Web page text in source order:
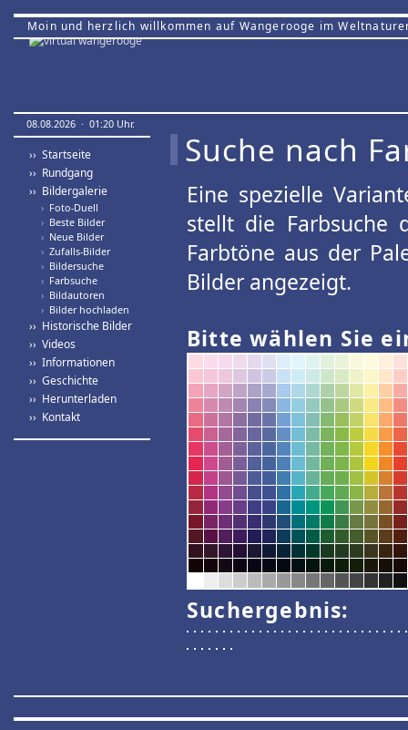
Moin und herzlich willkommen auf Wangerooge im
08.08.2026 · 01:20 Uhr.
›› Startseite
›› Rundgang
›› Bildergalerie
› Foto-Duell
› Beste Bilder
› Neue Bilder
› Zufalls-Bilder
› Bildersuche
› Farbsuche
› Bildautoren
› Bilder hochladen
›› Historische Bilder
›› Videos
›› Informationen
›› Geschichte
›› Herunterladen
›› Kontakt
Suche nach
Eine spezielle
stellt die Farbsuche
Farbtöne aus der
Bilder angezeigt.
Bitte wählen Sie
Suchergebnis: